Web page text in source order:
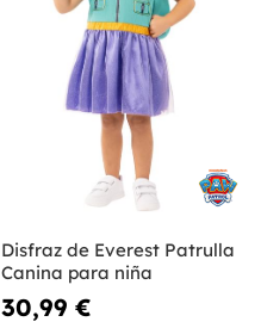
Disfraz de Everest Patrulla
Canina para niña
30,99 €